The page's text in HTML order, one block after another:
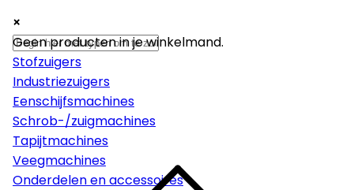
×
Machines
Stofzuigers
Industriezuigers
Eenschijfsmachines
Schrob-/zuigmachines
Tapijtmachines
Veegmachines
Onderdelen en accessoires
×
×
Geen producten in je winkelmand.